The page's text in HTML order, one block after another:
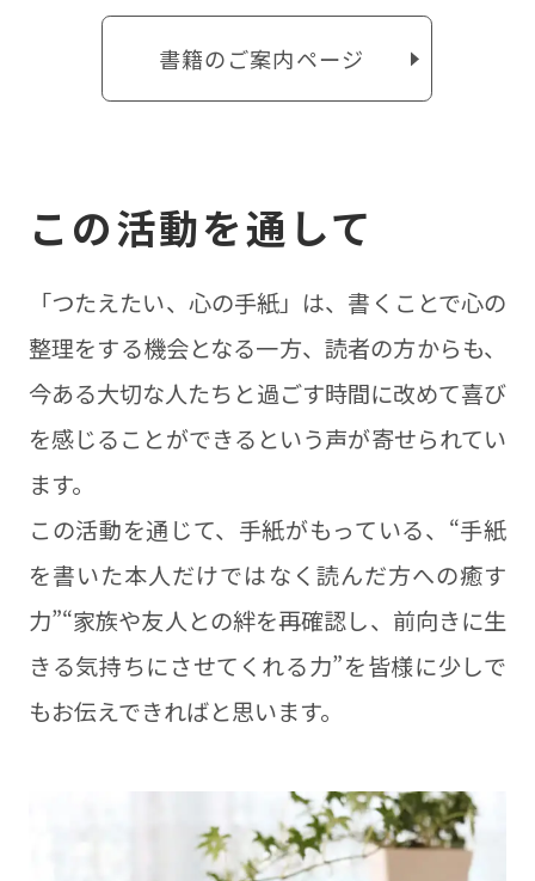
書籍のご案内ページ
この活動を通して
「つたえたい、心の手紙」は、書くことで心の
整理をする機会となる一方、読者の方からも、
今ある大切な人たちと過ごす時間に改めて喜び
を感じることができるという声が寄せられてい
ます。
この活動を通じて、手紙がもっている、“手紙
を書いた本人だけではなく読んだ方への癒す
力”“家族や友人との絆を再確認し、前向きに生
きる気持ちにさせてくれる力”を皆様に少しで
もお伝えできればと思います。